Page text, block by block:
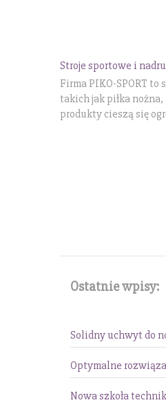
Stroje sportowe i
Firma PIKO-SPORT
takich jak piłka
produkty cieszą się
Ostatnie wpisy:
Solidny uchwyt do
Optymalne
Nowa szkoła